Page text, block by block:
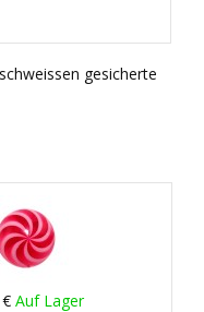
gesicherte
Auf Lager